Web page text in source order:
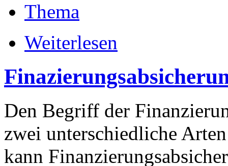
Thema
Weiterlesen
Den Begriff der
zwei unterschiedliche
kann